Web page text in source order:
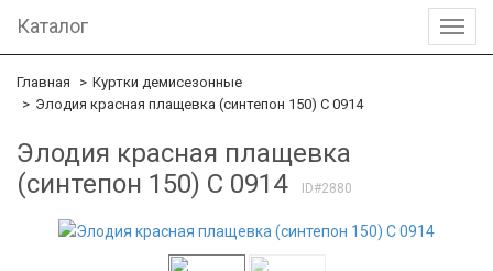
Каталог
Главная
Куртки демисезонные
Элодия красная плащевка (синтепон 150) С 0914
Элодия красная плащевка
(синтепон 150) С 0914
ID#2880